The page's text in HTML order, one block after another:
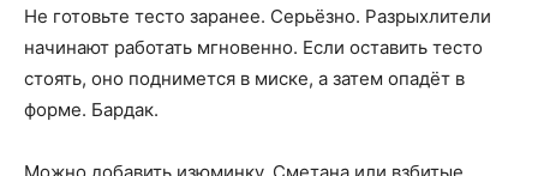
Не готовьте тесто заранее. Серьёзно. Разрыхлители
начинают работать мгновенно. Если оставить тесто
стоять, оно поднимется в миске, а затем опадёт в
форме. Бардак.